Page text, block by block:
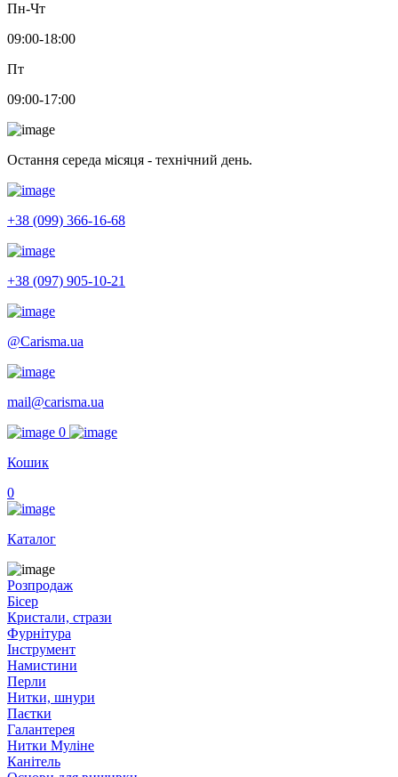
Пн-Чт
09:00-18:00
Пт
09:00-17:00
Остання середа місяця - технічний день.
+38 (099) 366-16-68
+38 (097) 905-10-21
@Carisma.ua
mail@carisma.ua
0
Кошик
0
Каталог
Розпродаж
Бісер
Кристали, стрази
Фурнітура
Інструмент
Намистини
Перли
Нитки, шнури
Паєтки
Галантерея
Нитки Муліне
Канітель